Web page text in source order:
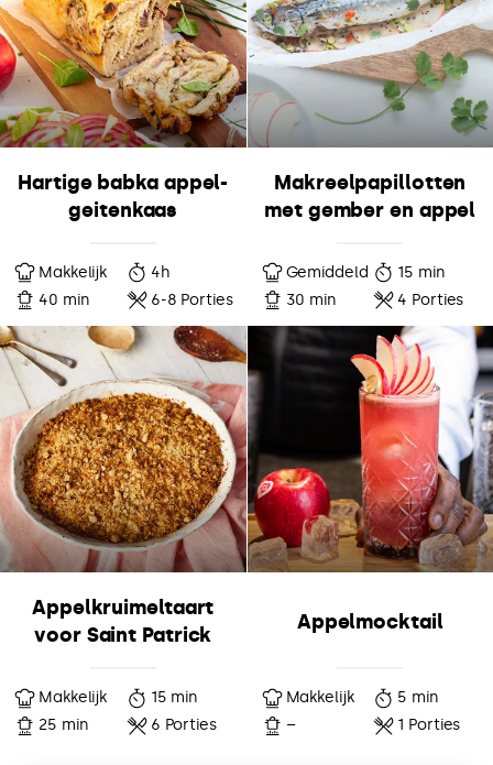
Hartige babka appel-
geitenkaas
Makkelijk
4h
40 min
6-8 Porties
Makreelpapillotten
met gember en appel
Gemiddeld
15 min
30 min
4 Porties
Appelkruimeltaart
voor Saint Patrick
Makkelijk
15 min
25 min
6 Porties
Appelmocktail
Makkelijk
5 min
–
1 Porties